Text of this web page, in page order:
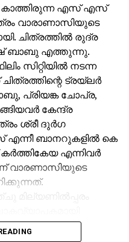
കാത്തിരുന്ന എസ് എസ്
വാരാണാസിയുടെ
ചിത്രത്തിൽ രുദ്ര
ബാബു എത്തുന്നു.
സിറ്റിയിൽ നടന്ന
ട്രയ്ലർ
പ്രിയങ്ക ചോപ്ര,
കേന്ദ്ര
ശ്രീ ദുർഗ
ബാനറുകളിൽ കെ
എന്നിവർ
വാരണാസിയുടെ